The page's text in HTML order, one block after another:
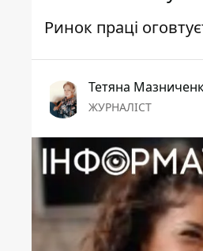
Ринок праці
Тетяна
ЖУРНАЛІСТ